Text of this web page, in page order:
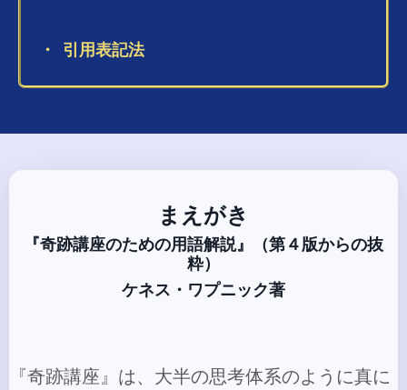
・ 引用表記法
まえがき
『奇跡講座のための用語解説』（第４版からの抜
粋）
ケネス・ワプニック著
『奇跡講座』は、大半の思考体系のように真に